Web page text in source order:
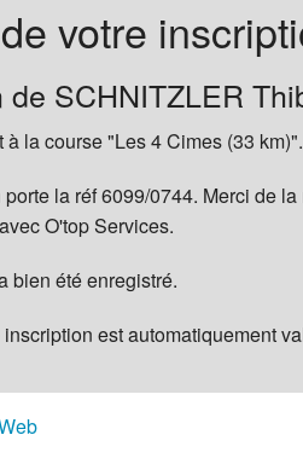
La Boutique des
votre
de SCHNITZLER
à la course "Les 4 Cimes (33 km)".
la réf 6099/0744. Merci de
O'top Services.
bien été enregistré.
inscription est automatiquement